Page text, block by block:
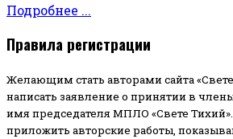
Подробнее ...
Правила регистрации
Желающим стать авторами сайта
написать заявление о принятии в
имя председателя МПЛО «Свете Тихий».
приложить авторские работы,